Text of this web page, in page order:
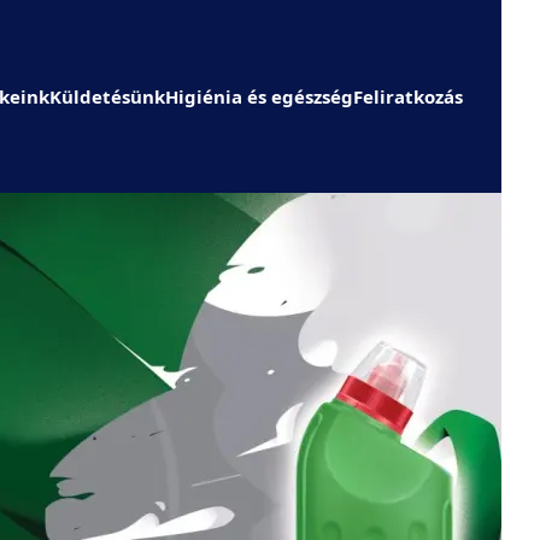
KüldetésünkHigiénia és egészségFeliratkozás